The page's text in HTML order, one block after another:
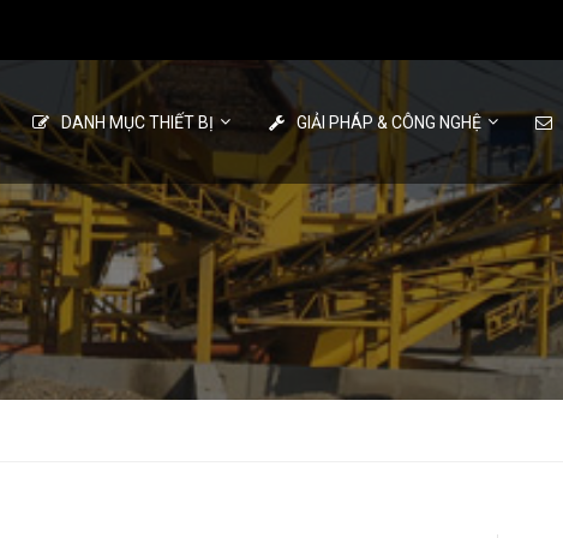
DANH MỤC THIẾT BỊ GIẢI PHÁP & CÔNG NGHỆ